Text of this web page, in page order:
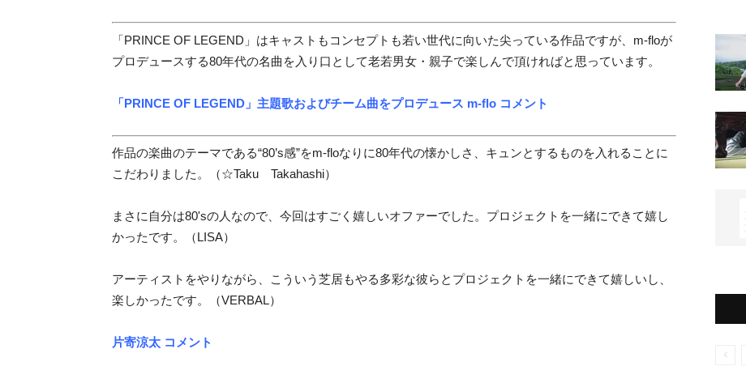
「PRINCE OF LEGEND」はキャストもコンセプトも若い世代に向いた尖っている作品ですが、m-floが
プロデュースする80年代の名曲を入り口として老若男女・親子で楽しんで頂ければと思っています。
「PRINCE OF LEGEND」主題歌およびチーム曲をプロデュース m-flo コメント
作品の楽曲のテーマである“80’s感”をm-floなりに80年代の懐かしさ、キュンとするものを入れることに
こだわりました。（☆Taku Takahashi）
まさに自分は80'sの人なので、今回はすごく嬉しいオファーでした。プロジェクトを一緒にできて嬉し
かったです。（LISA）
アーティストをやりながら、こういう芝居もやる多彩な彼らとプロジェクトを一緒にできて嬉しいし、
楽しかったです。（VERBAL）
片寄涼太 コメント